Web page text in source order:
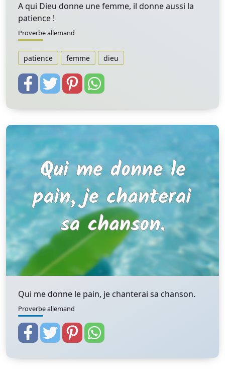
A qui Dieu donne une femme, il donne aussi la
patience !
Proverbe allemand
patience femme dieu
Qui me donne le pain, je chanterai sa chanson.
Proverbe allemand